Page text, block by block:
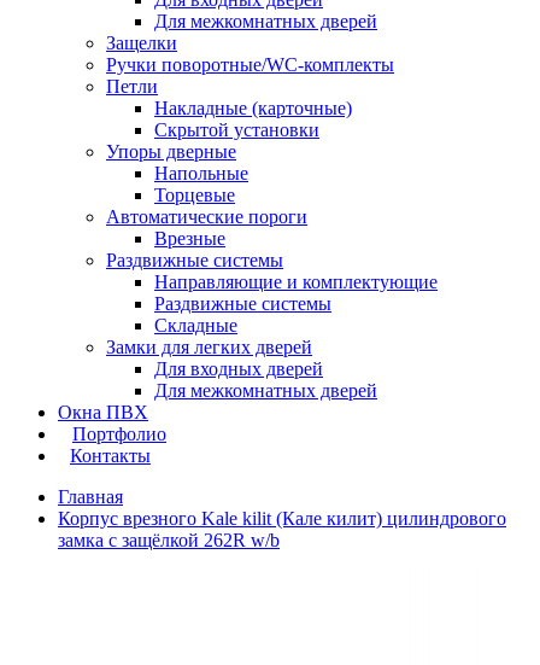
Для межкомнатных дверей
Защелки
Ручки поворотные/WC-комплекты
Петли
Накладные (карточные)
Скрытой установки
Упоры дверные
Напольные
Торцевые
Автоматические пороги
Врезные
Раздвижные системы
Направляющие и комплектующие
Раздвижные системы
Складные
Замки для легких дверей
Для входных дверей
Для межкомнатных дверей
Окна ПВХ
Портфолио
Контакты
Главная
Корпус врезного Kale kilit (Кале килит) цилиндрового
замка с защёлкой 262R w/b